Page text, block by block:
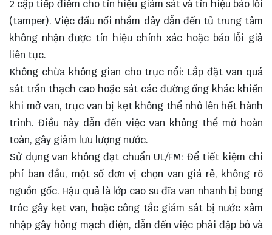
2 cặp tiếp điểm cho tín hiệu giám sát và tín hiệu báo lỗi
(tamper). Việc đấu nối nhầm dây dẫn đến tủ trung tâm
không nhận được tín hiệu chính xác hoặc báo lỗi giả
liên tục.
Không chừa không gian cho trục nổi: Lắp đặt van quá
sát trần thạch cao hoặc sát các đường ống khác khiến
khi mở van, trục van bị kẹt không thể nhô lên hết hành
trình. Điều này dẫn đến việc van không thể mở hoàn
toàn, gây giảm lưu lượng nước.
Sử dụng van không đạt chuẩn UL/FM: Để tiết kiệm chi
phí ban đầu, một số đơn vị chọn van giá rẻ, không rõ
nguồn gốc. Hậu quả là lớp cao su đĩa van nhanh bị bong
tróc gây kẹt van, hoặc công tắc giám sát bị nước xâm
nhập gây hỏng mạch điện, dẫn đến việc phải đập bỏ và